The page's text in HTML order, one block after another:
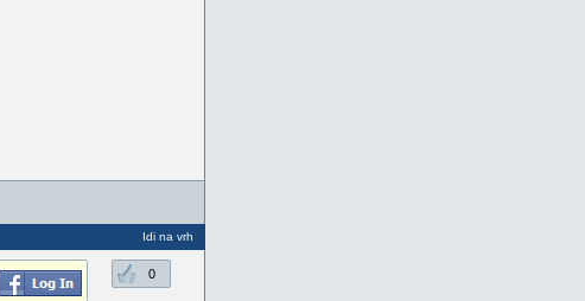
Idi na vrh
0